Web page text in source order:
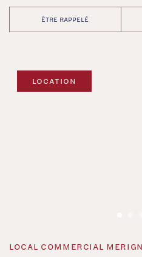
ÊTRE RAPPELÉ
‹ ›
LOCATION
LOCAL COMMERCIAL